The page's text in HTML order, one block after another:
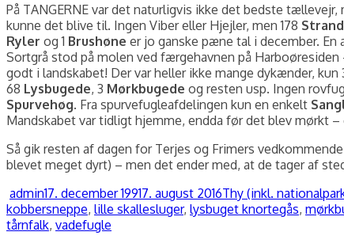
På TANGERNE var det naturligvis ikke det bedste
kunne det blive til. Ingen Viber eller Hjejler, men 178
Ryler og 1 Brushøne er jo ganske pæne tal i december.
Sortgrå stod på molen ved færgehavnen på
godt i landskabet! Der var heller ikke mange dykænder, kun
68 Lysbugede, 3 Mørkbugede og resten usp. Ingen
Spurvehøg. Fra spurvefugleafdelingen kun en enkelt
Mandskabet var tidligt hjemme, endda før det blev mørkt
Så gik resten af dagen for Terjes og Frimers
blevet meget dyrt) – men det ender med, at de tager af
Forfatter
adminUdgivet
17. december 19917. august 2016Kategorier
Thy (inkl.
kobbersneppe, lille skallesluger, lysbuget knortegås,
tårnfalk, vadefugle